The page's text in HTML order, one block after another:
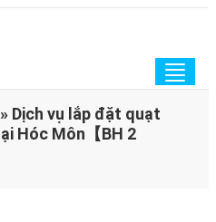
» Dịch vụ lắp đặt quạt
Hóc Môn【BH 2